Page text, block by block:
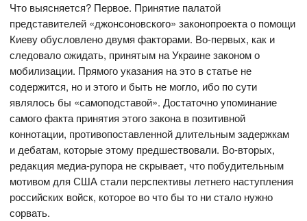
Что выясняется? Первое. Принятие палатой
представителей «джонсоновского» законопроекта о помощи
Киеву обусловлено двумя факторами. Во-первых, как и
следовало ожидать, принятым на Украине законом о
мобилизации. Прямого указания на это в статье не
содержится, но и этого и быть не могло, ибо по сути
являлось бы «самоподставой». Достаточно упоминание
самого факта принятия этого закона в позитивной
коннотации, противопоставленной длительным задержкам
и дебатам, которые этому предшествовали. Во-вторых,
редакция медиа-рупора не скрывает, что побудительным
мотивом для США стали перспективы летнего наступления
российских войск, которое во что бы то ни стало нужно
сорвать.